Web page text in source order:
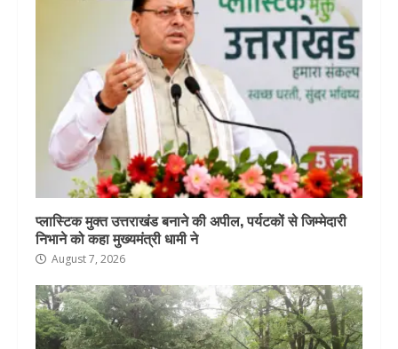
प्लास्टिक मुक्त उत्तराखंड बनाने की अपील, पर्यटकों से जिम्मेदारी
निभाने को कहा मुख्यमंत्री धामी ने
August 7, 2026